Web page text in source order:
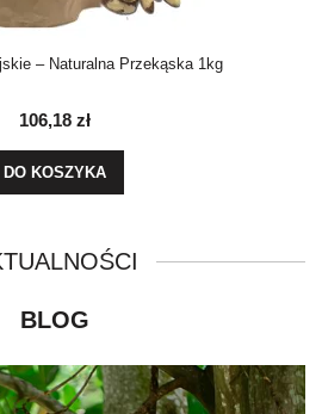
– Naturalna Przekąska 1kg
106,18 zł
DO KOSZYKA
BLOG